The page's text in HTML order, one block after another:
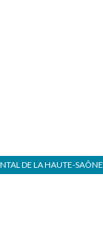
DE LA HAUTE-SAÔNE